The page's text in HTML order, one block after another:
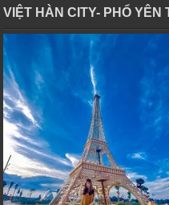
VIỆT HÀN CITY- PHỔ YÊN